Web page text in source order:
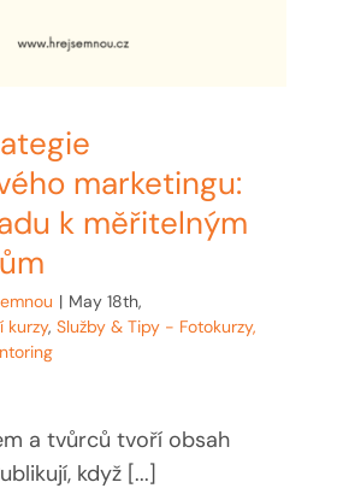
marketingu:
k měřitelným
| May 18th,
kurzy, Služby & Tipy - Fotokurzy,
a tvůrců tvoří obsah
když [...]